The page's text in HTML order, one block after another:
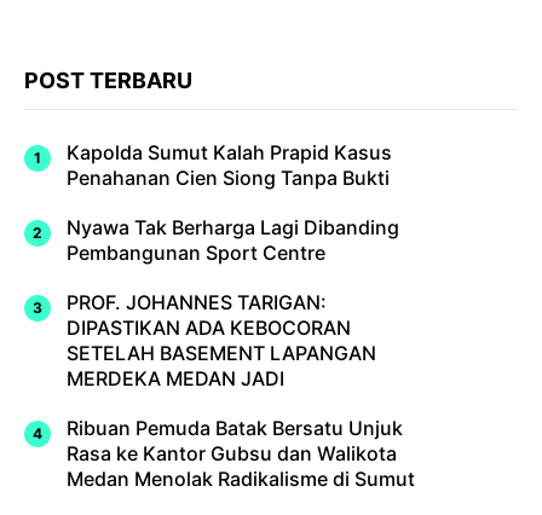
POST TERBARU
Kapolda Sumut Kalah Prapid Kasus
Penahanan Cien Siong Tanpa Bukti
Nyawa Tak Berharga Lagi Dibanding
Pembangunan Sport Centre
PROF. JOHANNES TARIGAN:
DIPASTIKAN ADA KEBOCORAN
SETELAH BASEMENT LAPANGAN
MERDEKA MEDAN JADI
Ribuan Pemuda Batak Bersatu Unjuk
Rasa ke Kantor Gubsu dan Walikota
Medan Menolak Radikalisme di Sumut